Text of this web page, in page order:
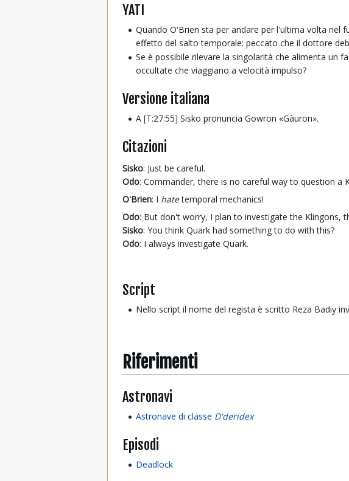
YATI
Quando O'Brien sta per andare per l'ultima volta nel
effetto del salto temporale: peccato che il dottore
Se è possibile rilevare la singolarità che alimenta un
occultate che viaggiano a velocità impulso?
Versione italiana
A [T:27:55] Sisko pronuncia Gowron «Gàuron».
Citazioni
Sisko: Just be careful.
Odo: Commander, there is no careful way to question a
O'Brien: I hatetemporal mechanics!
Odo: But don't worry, I plan to investigate the Klingons,
Sisko: You think Quark had something to do with this?
Odo: I always investigate Quark.
Script
Nello script il nome del regista è scritto Reza Badiy
Riferimenti
Astronavi
Astronave di classe D'deridex
Episodi
Deadlock